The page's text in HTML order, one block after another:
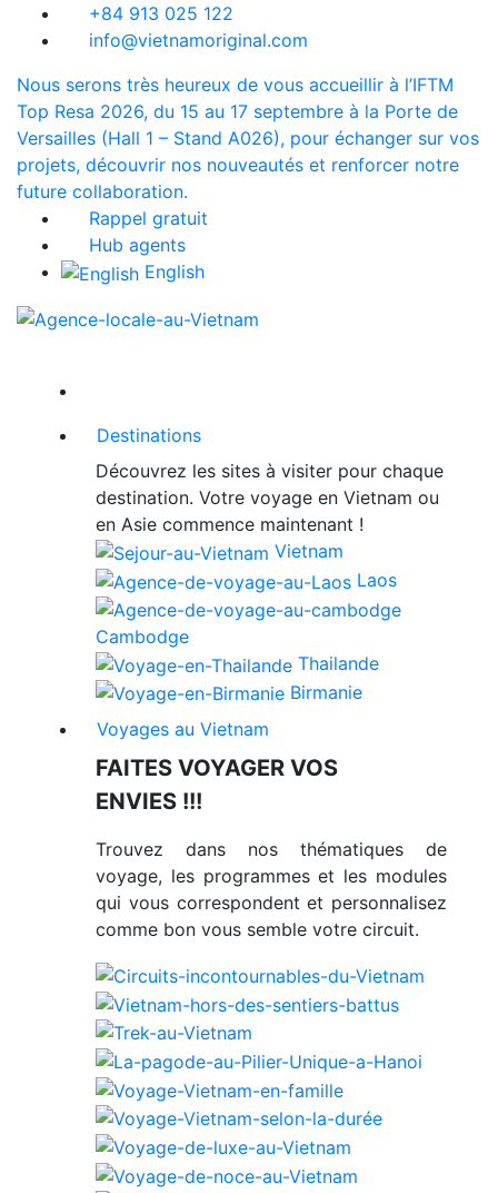
+84 913 025 122
info@vietnamoriginal.com
Nous serons très heureux de vous accueillir à l’IFTM
Top Resa 2026, du 15 au 17 septembre à la Porte de
Versailles (Hall 1 – Stand A026), pour échanger sur vos
projets, découvrir nos nouveautés et renforcer notre
future collaboration.
Rappel gratuit
Hub agents
English
Destinations
Découvrez les sites à visiter pour chaque
destination. Votre voyage en Vietnam ou
en Asie commence maintenant !
Vietnam
Laos
Cambodge
Thailande
Birmanie
Voyages au Vietnam
FAITES VOYAGER VOS
ENVIES !!!
Trouvez dans nos thématiques de
voyage, les programmes et les modules
qui vous correspondent et personnalisez
comme bon vous semble votre circuit.